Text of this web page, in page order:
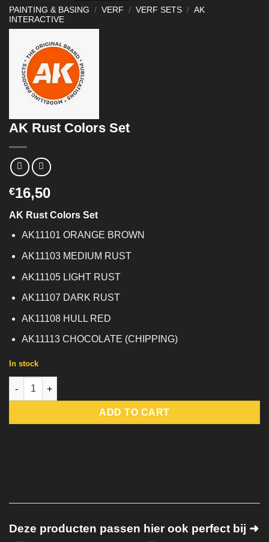
PAINTING & BASING / VERF / VERF SETS / AK
INTERACTIVE
AK Rust Colors Set
€16,50
AK Rust Colors Set
AK11101 ORANGE BROWN
AK11103 MEDIUM RUST
AK11105 LIGHT RUST
AK11107 DARK RUST
AK11108 HULL RED
AK11113 CHOCOLATE (CHIPPING)
In stock
AK Rust Colors Set quantity
ADD TO CART
Deze producten passen hier ook perfect bij ➜